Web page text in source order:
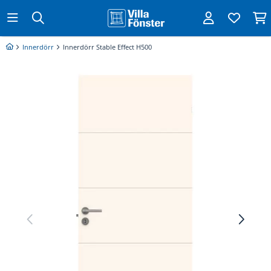
Innerdörr Innerdörr Stable Effect H500